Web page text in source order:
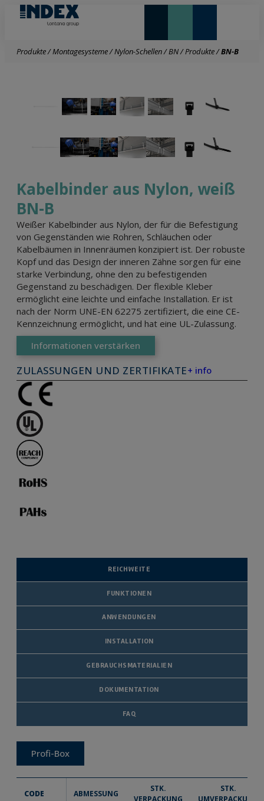
Produkte/Montagesysteme/Nylon-Schellen/BN/Produkte/BN-B
Kabelbinder aus Nylon, weiß
BN-B
Weißer Kabelbinder aus Nylon, der für die Befestigung
von Gegenständen wie Rohren, Schläuchen oder
Kabelbäumen in Innenräumen konzipiert ist. Der robuste
Kopf und das Design der inneren Zähne sorgen für eine
starke Verbindung, ohne den zu befestigenden
Gegenstand zu beschädigen. Der flexible Kleber
ermöglicht eine leichte und einfache Installation. Er ist
nach der Norm UNE-EN 62275 zertifiziert, die eine CE-
Kennzeichnung ermöglicht, und hat eine UL-Zulassung.
Informationen verstärken
ZULASSUNGEN UND ZERTIFIKATE+ info
REICHWEITE
FUNKTIONEN
ANWENDUNGEN
INSTALLATION
GEBRAUCHSMATERIALIEN
DOKUMENTATION
FAQ
Profi-Box
CODE ABMESSUNG
STK.
VERPACKUNG
STK.
UMVERPACKUNG